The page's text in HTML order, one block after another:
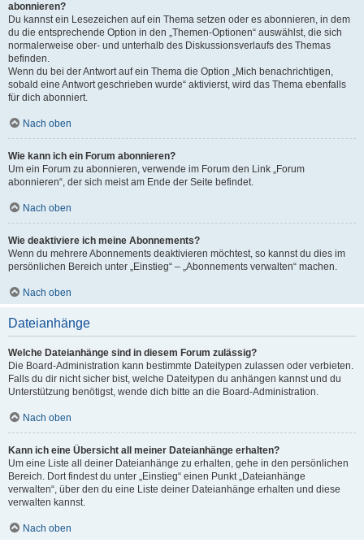
abonnieren?
Du kannst ein Lesezeichen auf ein Thema setzen oder es abonnieren, in dem
du die entsprechende Option in den „Themen-Optionen“ auswählst, die sich
normalerweise ober- und unterhalb des Diskussionsverlaufs des Themas
befinden.
Wenn du bei der Antwort auf ein Thema die Option „Mich benachrichtigen,
sobald eine Antwort geschrieben wurde“ aktivierst, wird das Thema ebenfalls
für dich abonniert.
Nach oben
Wie kann ich ein Forum abonnieren?
Um ein Forum zu abonnieren, verwende im Forum den Link „Forum
abonnieren“, der sich meist am Ende der Seite befindet.
Nach oben
Wie deaktiviere ich meine Abonnements?
Wenn du mehrere Abonnements deaktivieren möchtest, so kannst du dies im
persönlichen Bereich unter „Einstieg“ – „Abonnements verwalten“ machen.
Nach oben
Dateianhänge
Welche Dateianhänge sind in diesem Forum zulässig?
Die Board-Administration kann bestimmte Dateitypen zulassen oder verbieten.
Falls du dir nicht sicher bist, welche Dateitypen du anhängen kannst und du
Unterstützung benötigst, wende dich bitte an die Board-Administration.
Nach oben
Kann ich eine Übersicht all meiner Dateianhänge erhalten?
Um eine Liste all deiner Dateianhänge zu erhalten, gehe in den persönlichen
Bereich. Dort findest du unter „Einstieg“ einen Punkt „Dateianhänge
verwalten“, über den du eine Liste deiner Dateianhänge erhalten und diese
verwalten kannst.
Nach oben